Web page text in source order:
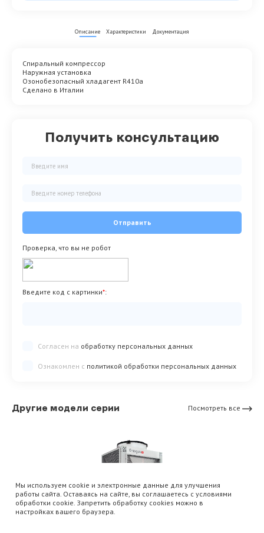
Получить консультацию
Отправить
Проверка, что вы не робот
Введите код с картинки*:
Согласен на обработку персональных данных
Ознакомлен с политикой обработки персональных данных
Описание Характеристики Документация
Спиральный компрессор
Наружная установка
Озонобезопасный хладагент R410a
Сделано в Италии
Другие модели серии Посмотреть все
Мы используем cookie и электронные данные для улучшения
работы сайта. Оставаясь на сайте, вы соглашаетесь с условиями
обработки cookie. Запретить обработку cookies можно в
настройках вашего браузера.